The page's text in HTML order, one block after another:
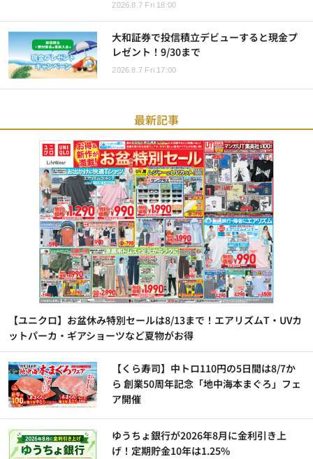
2026.8.7 Fri 18:00
大和証券で投信積立デビューすると現金プ
レゼント！9/30まで
2026.8.7 Fri 17:00
最新記事
【ユニクロ】お盆休み特別セールは8/13まで！エアリズムT・UVカ
ットパーカ・ギアショーツなど夏物がお得
【くら寿司】中トロ110円の5日間は8/7か
ら 創業50周年記念「地中海本まぐろ」フェ
ア開催
ゆうちょ銀行が2026年8月に金利引き上
げ！定期貯金10年は1.25%